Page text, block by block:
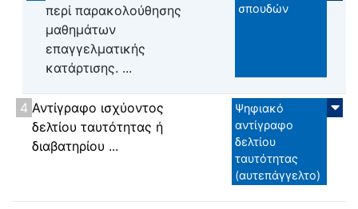
περί παρακολούθησης
μαθημάτων
επαγγελματικής
κατάρτισης. ...
σπουδών
4 Αντίγραφο ισχύοντος
δελτίου ταυτότητας ή
διαβατηρίου ...
Ψηφιακό
αντίγραφο
δελτίου
ταυτότητας
(αυτεπάγγελτο)